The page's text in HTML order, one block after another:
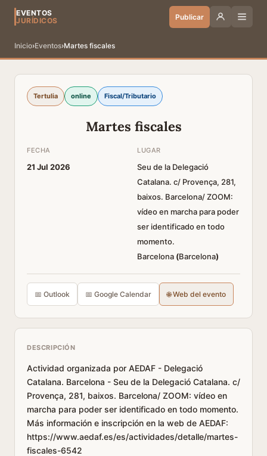
EVENTOS
JURÍDICOS
Publicar
Inicio›Eventos›Martes fiscales
Tertulia online Fiscal/Tributario
Martes fiscales
FECHA
21 Jul 2026
LUGAR
Seu de la Delegació
Catalana. c/ Provença, 281,
baixos. Barcelona/ ZOOM:
vídeo en marcha para poder
ser identificado en todo
momento.
Barcelona (Barcelona)
📅 Outlook 📅 Google Calendar 🌐 Web del evento
DESCRIPCIÓN
Actividad organizada por AEDAF - Delegació
Catalana. Barcelona - Seu de la Delegació Catalana. c/
Provença, 281, baixos. Barcelona/ ZOOM: vídeo en
marcha para poder ser identificado en todo momento.
Más información e inscripción en la web de AEDAF:
https://www.aedaf.es/es/actividades/detalle/martes-
fiscales-6542